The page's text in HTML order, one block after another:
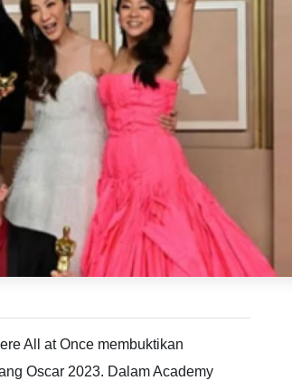
All at Once membuktikan
Oscar 2023. Dalam Academy